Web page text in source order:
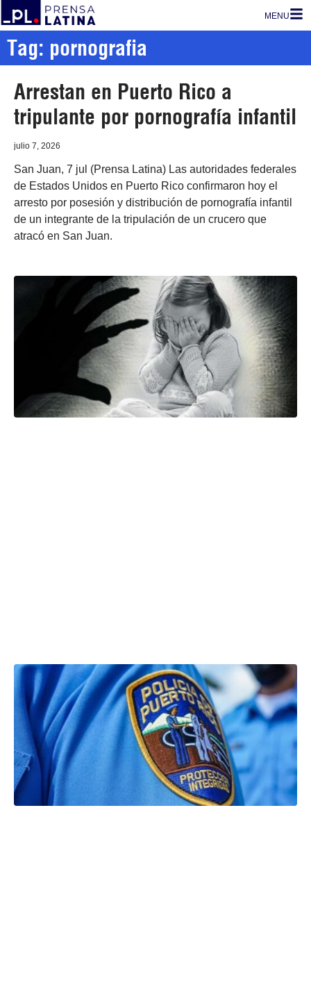
MENU
Tag: pornografia
Arrestan en Puerto Rico a
tripulante por pornografía infantil
julio 7, 2026
San Juan, 7 jul (Prensa Latina) Las autoridades federales
de Estados Unidos en Puerto Rico confirmaron hoy el
arresto por posesión y distribución de pornografía infantil
de un integrante de la tripulación de un crucero que
atracó en San Juan.